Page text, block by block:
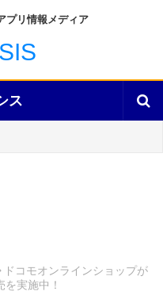
プリ情報メディア
ス
ドコモオンラインショップが
実施中！